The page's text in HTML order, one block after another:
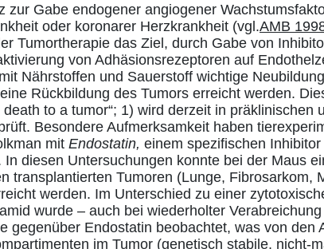
zur Gabe endogener angiogener
oder koronarer Herzkrankheit (vgl.AMB
Tumortherapie das Ziel, durch Gabe von
von Adhäsionsrezeptoren auf
Nährstoffen und Sauerstoff wichtige
Rückbildung des Tumors erreicht werden.
to a tumor“; 1) wird derzeit in präklinischen
Besondere Aufmerksamkeit haben
mit Endostatin, einem spezifischen
In diesen Untersuchungen konnte bei der Maus
transplantierten Tumoren (Lunge, Fibrosarkom,
werden. Im Unterschied zu einer
wurde – auch bei wiederholter
gegenüber Endostatin beobachtet, was von den
im Tumor (genetisch stabile, nicht-